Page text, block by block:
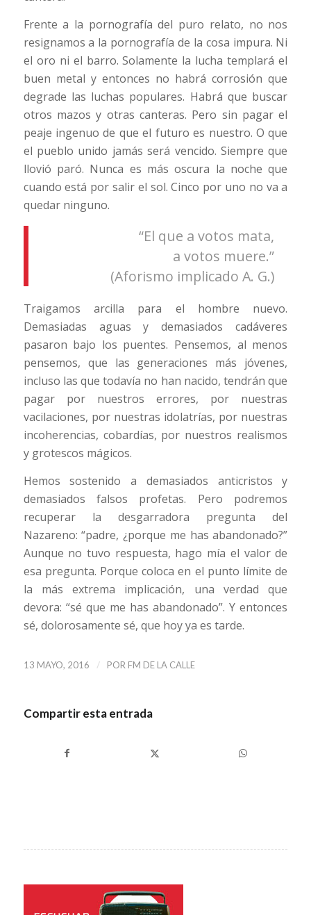
Frente a la pornografía del puro relato, no nos
resignamos a la pornografía de la cosa impura. Ni
el oro ni el barro. Solamente la lucha templará el
buen metal y entonces no habrá corrosión que
degrade las luchas populares. Habrá que buscar
otros mazos y otras canteras. Pero sin pagar el
peaje ingenuo de que el futuro es nuestro. O que
el pueblo unido jamás será vencido. Siempre que
llovió paró. Nunca es más oscura la noche que
cuando está por salir el sol. Cinco por uno no va a
quedar ninguno.
“El que a votos mata,
a votos muere.”
(Aforismo implicado A. G.)
Traigamos arcilla para el hombre nuevo.
Demasiadas aguas y demasiados cadáveres
pasaron bajo los puentes. Pensemos, al menos
pensemos, que las generaciones más jóvenes,
incluso las que todavía no han nacido, tendrán que
pagar por nuestros errores, por nuestras
vacilaciones, por nuestras idolatrías, por nuestras
incoherencias, cobardías, por nuestros realismos
y grotescos mágicos.
Hemos sostenido a demasiados anticristos y
demasiados falsos profetas. Pero podremos
recuperar la desgarradora pregunta del
Nazareno: “padre, ¿porque me has abandonado?”
Aunque no tuvo respuesta, hago mía el valor de
esa pregunta. Porque coloca en el punto límite de
la más extrema implicación, una verdad que
devora: “sé que me has abandonado”. Y entonces
sé, dolorosamente sé, que hoy ya es tarde.
13 MAYO, 2016 / POR FM DE LA CALLE
Compartir esta entrada